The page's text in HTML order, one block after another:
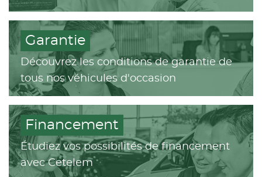
Garantie
Découvrez les conditions de garantie de
tous nos véhicules d'occasion
Financement
Étudiez vos possibilités de financement
avec Cetelem